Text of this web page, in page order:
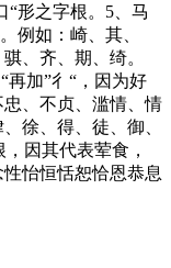
“形之字根。5、马
例如：崎、其、
、齐、期、绮。
再加”彳“，因为好
、不贞、滥情、情
徐、得、徒、御、
因其代表荤食，
怡恒恬恕恰恩恭息